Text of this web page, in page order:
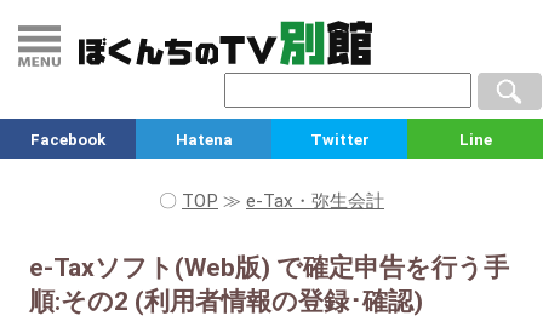
Facebook Hatena Twitter Line
〇 TOP ≫ e-Tax・弥生会計
e-Taxソフト(Web版) で確定申告を行う手
順:その2 (利用者情報の登録･確認)